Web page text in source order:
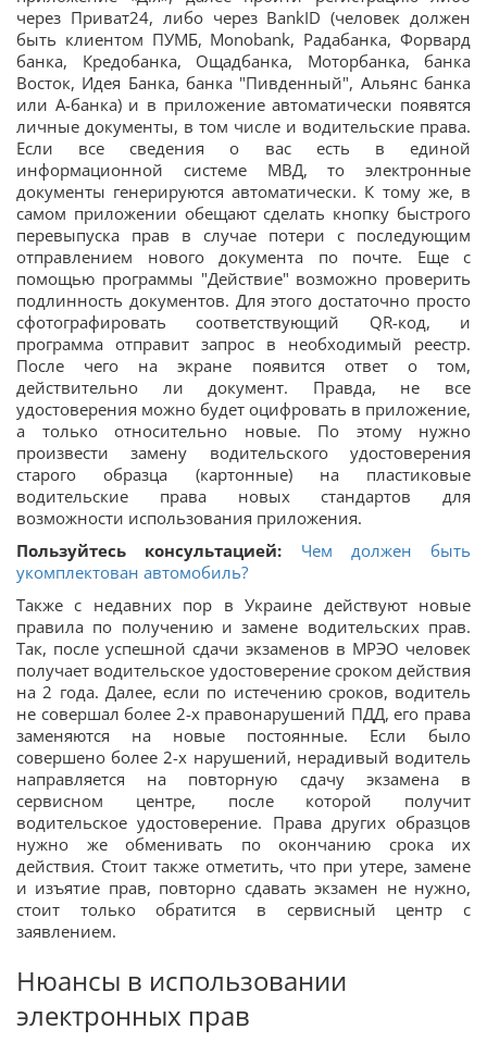
через Приват24, либо через BankID (человек должен
быть клиентом ПУМБ, Monobank, Радабанка, Форвард
банка, Кредобанка, Ощадбанка, Моторбанка, банка
Восток, Идея Банка, банка "Пивденный", Альянс банка
или А-банка) и в приложение автоматически появятся
личные документы, в том числе и водительские права.
Если все сведения о вас есть в единой
информационной системе МВД, то электронные
документы генерируются автоматически. К тому же, в
самом приложении обещают сделать кнопку быстрого
перевыпуска прав в случае потери с последующим
отправлением нового документа по почте. Еще с
помощью программы "Действие" возможно проверить
подлинность документов. Для этого достаточно просто
сфотографировать соответствующий QR-код, и
программа отправит запрос в необходимый реестр.
После чего на экране появится ответ о том,
действительно ли документ. Правда, не все
удостоверения можно будет оцифровать в приложение,
а только относительно новые. По этому нужно
произвести замену водительского удостоверения
старого образца (картонные) на пластиковые
водительские права новых стандартов для
возможности использования приложения.
Пользуйтесь консультацией: Чем должен быть
укомплектован автомобиль?
Также с недавних пор в Украине действуют новые
правила по получению и замене водительских прав.
Так, после успешной сдачи экзаменов в МРЭО человек
получает водительское удостоверение сроком действия
на 2 года. Далее, если по истечению сроков, водитель
не совершал более 2-х правонарушений ПДД, его права
заменяются на новые постоянные. Если было
совершено более 2-х нарушений, нерадивый водитель
направляется на повторную сдачу экзамена в
сервисном центре, после которой получит
водительское удостоверение. Права других образцов
нужно же обменивать по окончанию срока их
действия. Стоит также отметить, что при утере, замене
и изъятие прав, повторно сдавать экзамен не нужно,
стоит только обратится в сервисный центр с
заявлением.
Нюансы в использовании
электронных прав